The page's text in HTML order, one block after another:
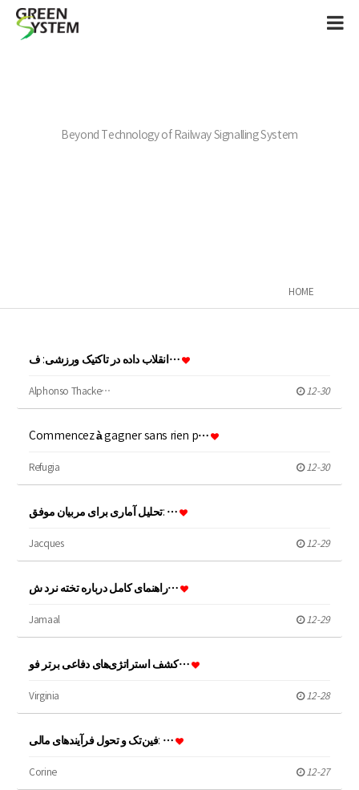
Beyond Technology of Railway Signalling System
HOME
انقلاب داده در تاکتیک ورزشی: ف…
Alphonso Thacke… 12-30
Commencez à gagner sans rien p…
Refugia 12-30
تحلیل آماری برای مربیان موفق: …
Jacques 12-29
راهنمای کامل درباره تخته نرد ش…
Jamaal 12-29
کشف استراتژی‌های دفاعی برتر فو…
Virginia 12-28
فین‌تک و تحول فرآیندهای مالی: …
Corine 12-27